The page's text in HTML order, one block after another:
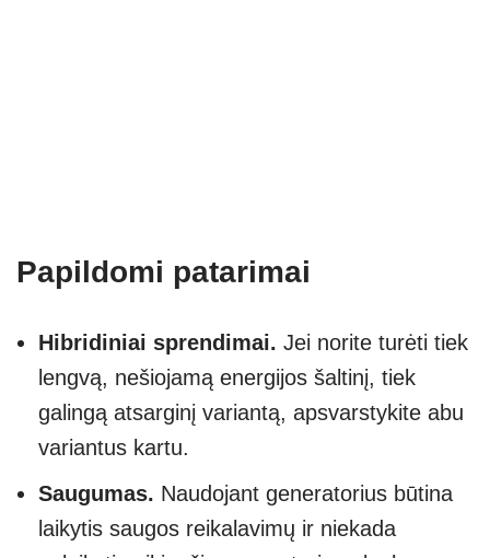
Papildomi patarimai
Hibridiniai sprendimai. Jei norite turėti tiek
lengvą, nešiojamą energijos šaltinį, tiek
galingą atsarginį variantą, apsvarstykite abu
variantus kartu.
Saugumas. Naudojant generatorius būtina
laikytis saugos reikalavimų ir niekada